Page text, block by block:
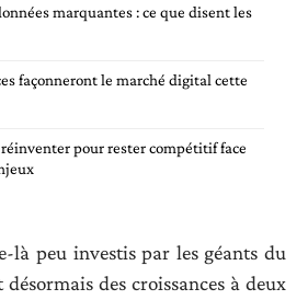
marquantes : ce que disent les
façonneront le marché digital cette
pour rester compétitif face
là peu investis par les géants du
des croissances à deux